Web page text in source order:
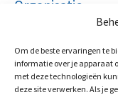
Om de beste ervaringen te
informatie over je apparaat
met deze technologieën
deze site verwerken. Als je
Organisatie
Organisatie
Contacteer ons